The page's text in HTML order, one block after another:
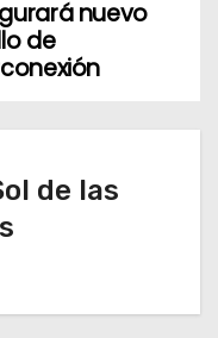
nuevo
de
de las